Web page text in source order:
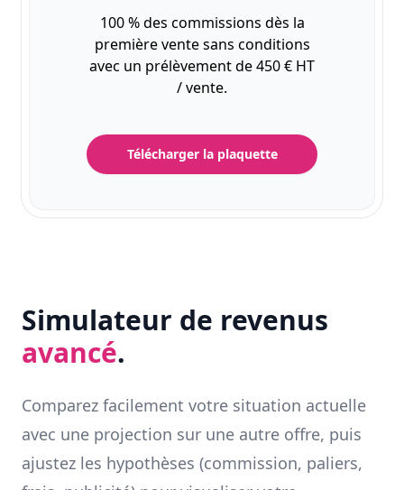
100 % des commissions dès la
première vente sans conditions
avec un prélèvement de 450 € HT
/ vente.
Télécharger la plaquette
Simulateur de revenus
avancé.
Comparez facilement votre situation actuelle
avec une projection sur une autre offre, puis
ajustez les hypothèses (commission, paliers,